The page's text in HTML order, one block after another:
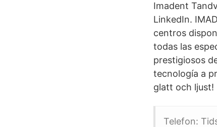
Imadent
LinkedIn.
centros
todas las
prestigiosos
tecnología a
glatt och ljust!
Telefon: